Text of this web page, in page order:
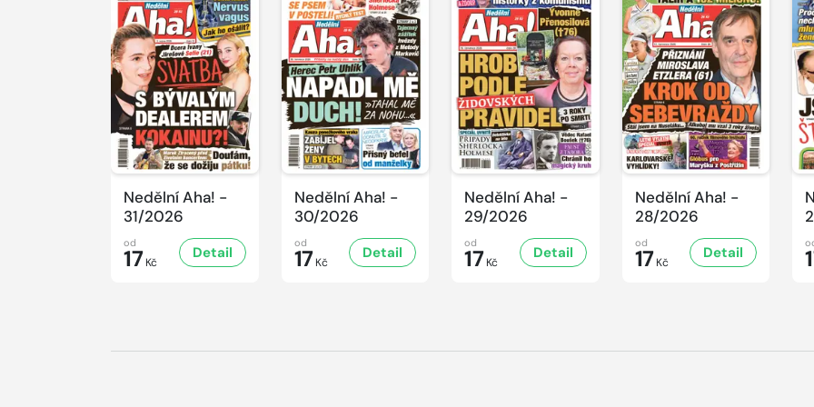
Nedělní Aha! -
31/2026
od
17 Kč
Detail
Nedělní Aha! -
30/2026
od
17 Kč
Detail
Nedělní Aha! -
29/2026
od
17 Kč
Detail
Nedělní Aha! -
28/2026
od
17 Kč
Detail